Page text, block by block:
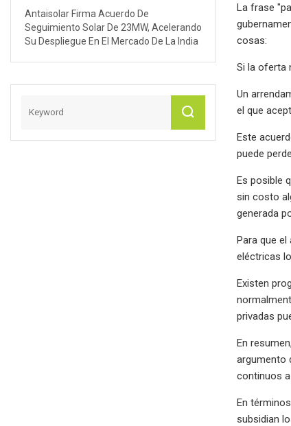
Antaisolar Firma Acuerdo De
Seguimiento Solar De 23MW, Acelerando
Su Despliegue En El Mercado De La India
La frase
cosas:
Si la oferta
Un
el que
Este
puede
Es posible
sin costo
generada
Para que
eléctricas
Existen
privadas
En
argumento
continuos
En
subsidian